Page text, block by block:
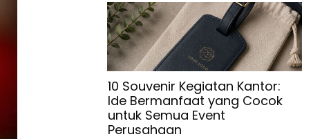
10 Souvenir Kegiatan Kantor:
Ide Bermanfaat yang Cocok
untuk Semua Event
Perusahaan